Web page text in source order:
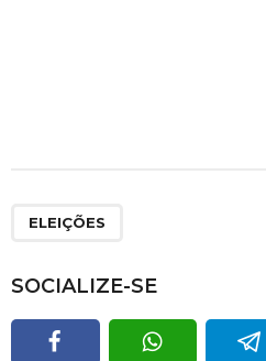
ELEIÇÕES
SOCIALIZE-SE